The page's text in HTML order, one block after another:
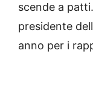
scende a
presidente
anno per i